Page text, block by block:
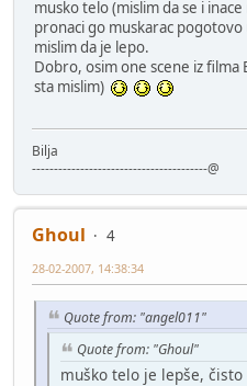
musko telo (mislim da se i
pronaci go muskarac
mislim da je lepo.
Dobro, osim one scene iz filma
sta mislim)
Bilja
----------------------------------------@
Ghoul
4
28-02-2007, 14:38:34
Quote from: "angel011"
Quote from: "Ghoul"
muško telo je lepše,